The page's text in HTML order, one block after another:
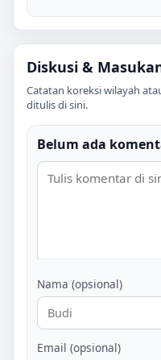
Diskusi &
Catatan koreksi wilayah
ditulis di sini.
Belum ada
Nama (opsional)
Email (opsional)